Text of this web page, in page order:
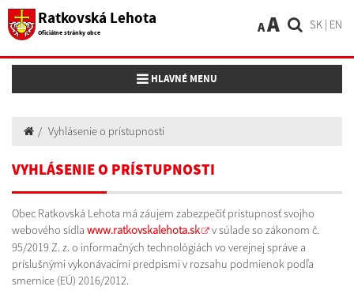
Ratkovská Lehota
Oficiálne stránky obce
SK | EN
AA
Toggle navigation
HLAVNÉ MENU
Vyhlásenie o prístupnosti
VYHLÁSENIE O PRÍSTUPNOSTI
Obec Ratkovská Lehota má záujem zabezpečiť prístupnosť svojho
webového sídla www.ratkovskalehota.sk
v súlade so zákonom č.
95/2019 Z. z. o informačných technológiách vo verejnej správe a
príslušnými vykonávacími predpismi v rozsahu podmienok podľa
smernice (EÚ) 2016/2012.